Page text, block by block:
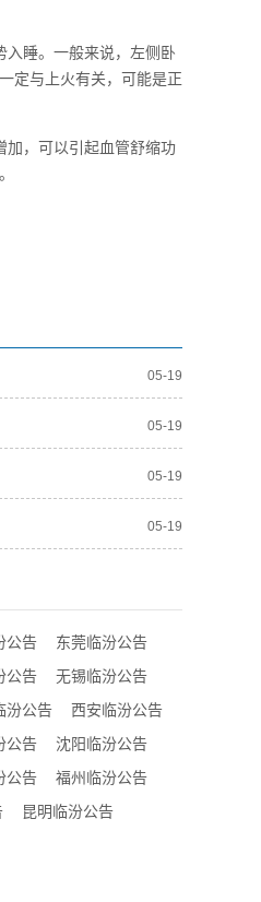
入睡。一般来说，左侧卧
定与上火有关，可能是正
加，可以引起血管舒缩功
05-19
05-19
05-19
05-19
公告
东莞临汾公告
公告
无锡临汾公告
汾公告
西安临汾公告
公告
沈阳临汾公告
公告
福州临汾公告
昆明临汾公告